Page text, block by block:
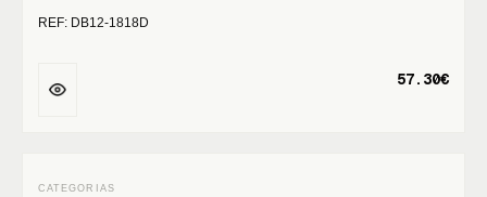
REF: DB12-1818D
57.30€